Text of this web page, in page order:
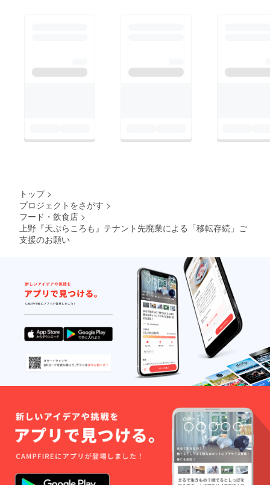
トップ >
プロジェクトをさがす >
フード・飲食店 >
上野『天ぷらころも』テナント先廃業による「移転存続」ご
支援のお願い